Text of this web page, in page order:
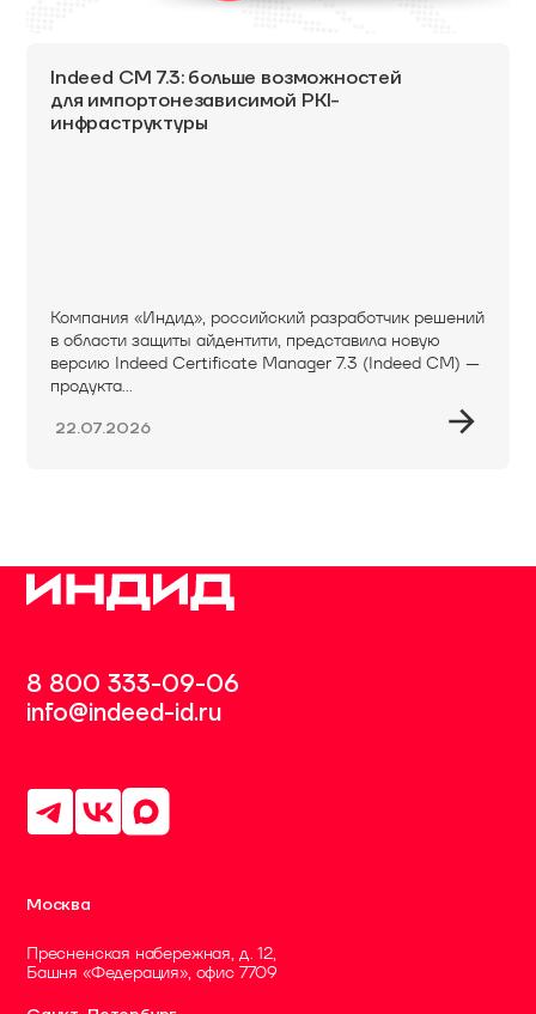
Indeed CM 7.3: больше возможностей
для импортонезависимой PKI-
инфраструктуры
Компания «Индид», российский разработчик решений
в области защиты айдентити, представила новую
версию Indeed Certificate Manager 7.3 (Indeed CM) —
продукта...
22.07.2026
8 800 333-09-06
info@indeed-id.ru
Москва
Пресненская набережная, д. 12,
Башня «Федерация», офис 7709